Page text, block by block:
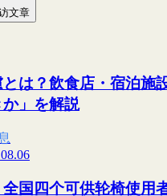
文章
は？飲食店・宿泊施
」を解説
全国四个可供轮椅使用